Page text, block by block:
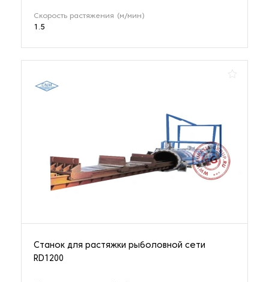
Скорость растяжения (м/мин)
1.5
Станок для растяжки рыболовной сети
RD1200